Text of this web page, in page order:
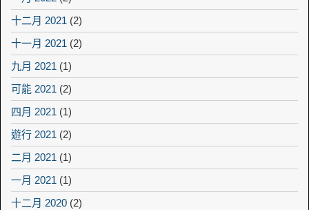
十二月 2021 (2)
十一月 2021 (2)
九月 2021 (1)
可能 2021 (2)
四月 2021 (1)
遊行 2021 (2)
二月 2021 (1)
一月 2021 (1)
十二月 2020 (2)